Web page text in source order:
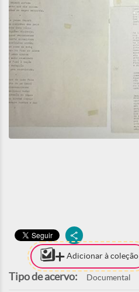
Adicionar à coleção
Tipo de acervo: Documental